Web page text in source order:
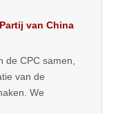
van China
de CPC samen,
van de
We